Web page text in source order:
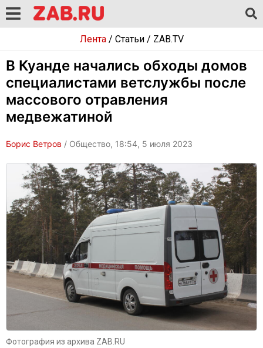
Лента/ Статьи/ ZAB.TV
В Куанде начались обходы домов
специалистами ветслужбы после
массового отравления
медвежатиной
Борис Ветров / Общество, 18:54, 5 июля 2023
Фотография из архива ZAB.RU